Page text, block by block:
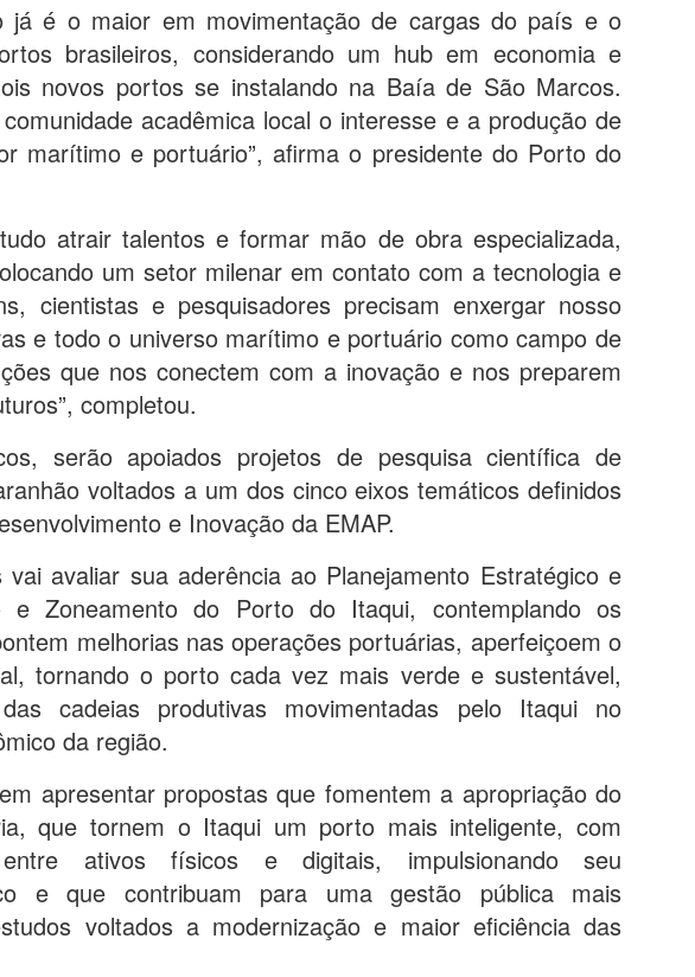
já é o maior em movimentação de cargas do país e o
brasileiros, considerando um hub em economia e
novos portos se instalando na Baía de São Marcos.
acadêmica local o interesse e a produção de
marítimo e portuário”, afirma o presidente do Porto do
atrair talentos e formar mão de obra especializada,
um setor milenar em contato com a tecnologia e
cientistas e pesquisadores precisam enxergar nosso
e todo o universo marítimo e portuário como campo de
que nos conectem com a inovação e nos preparem
completou.
serão apoiados projetos de pesquisa científica de
voltados a um dos cinco eixos temáticos definidos
e Inovação da EMAP.
avaliar sua aderência ao Planejamento Estratégico e
e Zoneamento do Porto do Itaqui, contemplando os
melhorias nas operações portuárias, aperfeiçoem o
tornando o porto cada vez mais verde e sustentável,
cadeias produtivas movimentadas pelo Itaqui no
da região.
apresentar propostas que fomentem a apropriação do
que tornem o Itaqui um porto mais inteligente, com
entre ativos físicos e digitais, impulsionando seu
e que contribuam para uma gestão pública mais
voltados a modernização e maior eficiência das